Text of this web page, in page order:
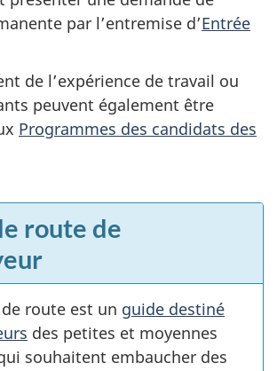
par l’entremise d’Entrée
de l’expérience de travail ou
peuvent également être
Programmes des candidats des
route de
route est un guide destiné
des petites et moyennes
souhaitent embaucher des